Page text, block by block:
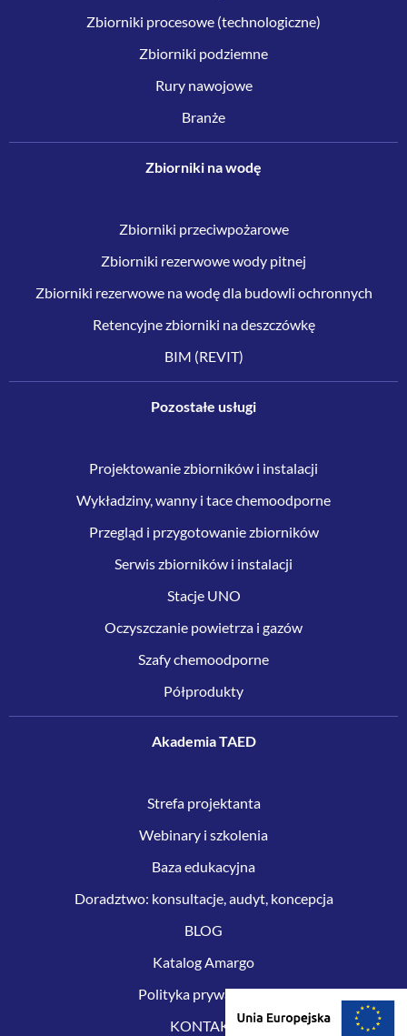
Zbiorniki procesowe (technologiczne)
Zbiorniki podziemne
Rury nawojowe
Branże
Zbiorniki na wodę
Zbiorniki przeciwpożarowe
Zbiorniki rezerwowe wody pitnej
Zbiorniki rezerwowe na wodę dla budowli ochronnych
Retencyjne zbiorniki na deszczówkę
BIM (REVIT)
Pozostałe usługi
Projektowanie zbiorników i instalacji
Wykładziny, wanny i tace chemoodporne
Przegląd i przygotowanie zbiorników
Serwis zbiorników i instalacji
Stacje UNO
Oczyszczanie powietrza i gazów
Szafy chemoodporne
Półprodukty
Akademia TAED
Strefa projektanta
Webinary i szkolenia
Baza edukacyjna
Doradztwo: konsultacje, audyt, koncepcja
BLOG
Katalog Amargo
Polityka prywatności
KONTAKT